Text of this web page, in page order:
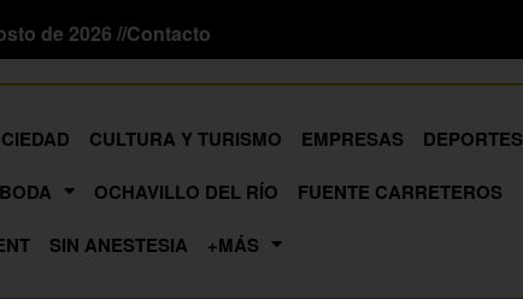
de 2026 //Contacto
CULTURA Y TURISMO EMPRESAS
DEPORTES
OCHAVILLO DEL RÍO
FUENTE CARRETEROS
SIN ANESTESIA +MÁS